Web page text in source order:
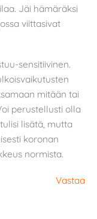
Jäi hämäräksi
viittasivat
sensitiivinen.
mitään tai
perustellusti olla
lisätä, mutta
koronan
normista.
Vastaa